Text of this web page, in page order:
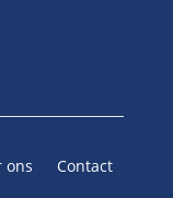
ons Contact